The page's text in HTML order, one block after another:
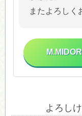
またよろしく
よろし